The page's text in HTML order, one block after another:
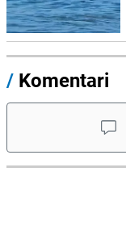
/ Komentari